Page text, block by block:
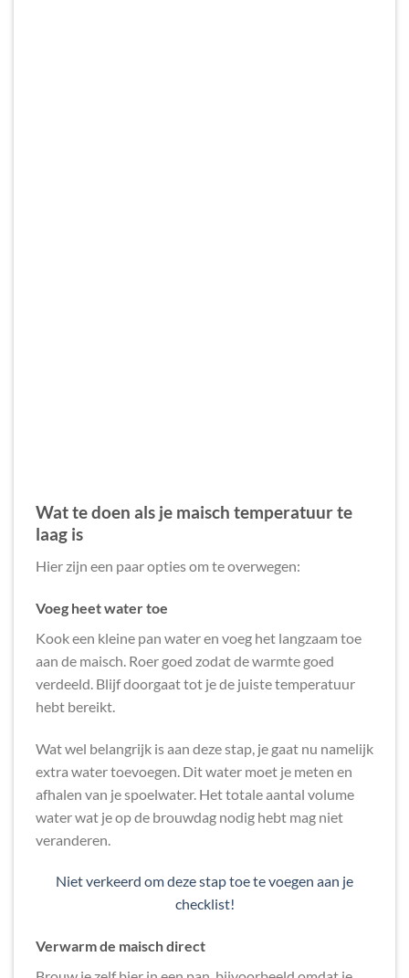
Wat te doen als je maisch temperatuur te
laag is
Hier zijn een paar opties om te overwegen:
Voeg heet water toe
Kook een kleine pan water en voeg het langzaam toe
aan de maisch. Roer goed zodat de warmte goed
verdeeld. Blijf doorgaat tot je de juiste temperatuur
hebt bereikt.
Wat wel belangrijk is aan deze stap, je gaat nu namelijk
extra water toevoegen. Dit water moet je meten en
afhalen van je spoelwater. Het totale aantal volume
water wat je op de brouwdag nodig hebt mag niet
veranderen.
Niet verkeerd om deze stap toe te voegen aan je
checklist!
Verwarm de maisch direct